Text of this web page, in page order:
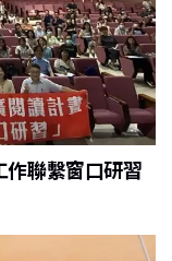
聯繫窗口研習